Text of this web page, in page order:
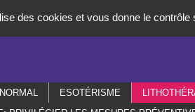
ESOTÉRISME
des cookies et vous donne le